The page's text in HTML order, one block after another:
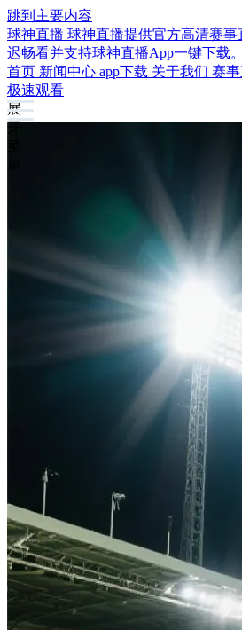
跳到主要内容
球神直播 球神直播提供官方高清赛
迟畅看并支持球神直播App一键下载。
首页 新闻中心 app下载 关于我们 赛
极速观看
展